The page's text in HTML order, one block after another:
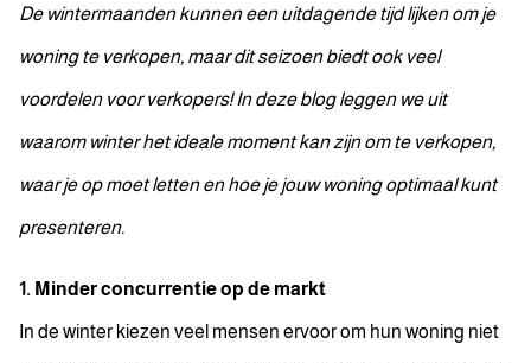
De wintermaanden kunnen een uitdagende tijd lijken om je
woning te verkopen, maar dit seizoen biedt ook veel
voordelen voor verkopers! In deze blog leggen we uit
waarom winter het ideale moment kan zijn om te verkopen,
waar je op moet letten en hoe je jouw woning optimaal kunt
presenteren.
1. Minder concurrentie op de markt
In de winter kiezen veel mensen ervoor om hun woning niet